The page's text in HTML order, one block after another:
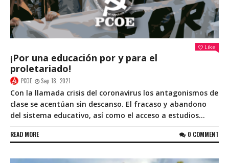
Like
¡Por una educación por y para el
proletariado!
PCOE Sep 18, 2021
Con la llamada crisis del coronavirus los antagonismos de
clase se acentúan sin descanso. El fracaso y abandono
del sistema educativo, así como el acceso a estudios...
READ MORE 0 COMMENT